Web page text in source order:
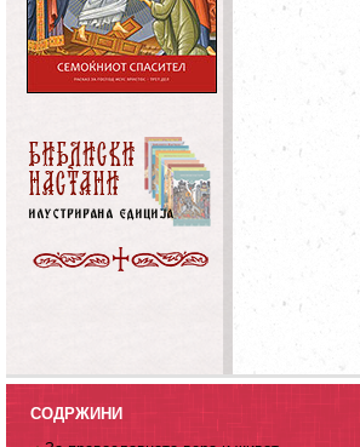
СОДРЖИНИ